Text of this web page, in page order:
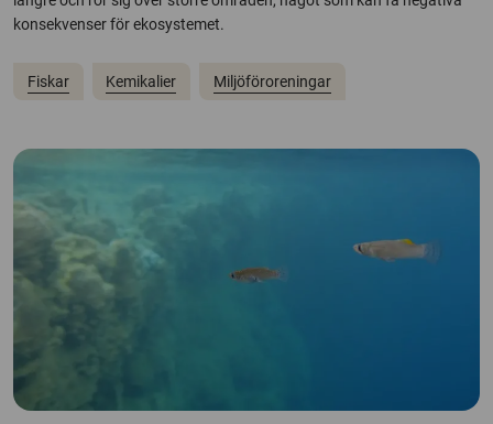
konsekvenser för ekosystemet.
Fiskar Kemikalier Miljöföroreningar